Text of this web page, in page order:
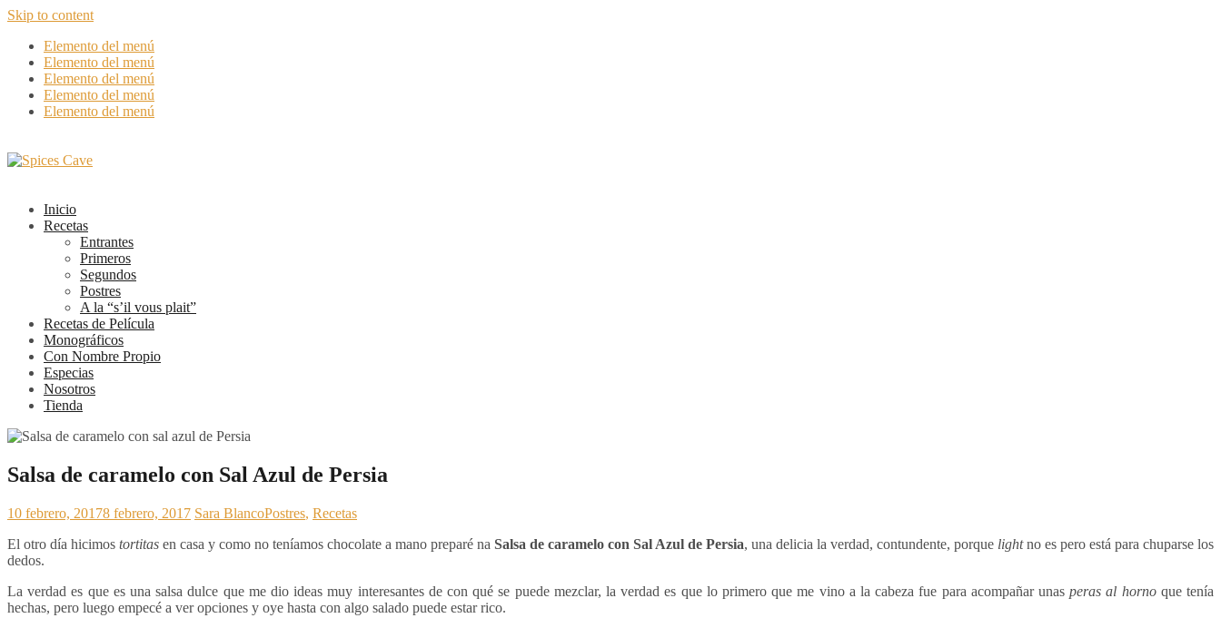
Skip to content
Elemento del menú
Elemento del menú
Elemento del menú
Elemento del menú
Elemento del menú
Inicio
Recetas
Entrantes
Primeros
Segundos
Postres
A la “s’il vous plait”
Recetas de Película
Monográficos
Con Nombre Propio
Especias
Nosotros
Tienda
Salsa de caramelo con Sal Azul de Persia
10 febrero, 20178 febrero, 2017 Sara BlancoPostres, Recetas
El otro día hicimos tortitas en casa y como no teníamos chocolate a mano preparé na Salsa de caramelo con Sal Azul de Persia, una delicia la verdad, contundente, porque lightno es pero está para chuparse los
dedos.
La verdad es que es una salsa dulce que me dio ideas muy interesantes de con qué se puede mezclar, la verdad es que lo primero que me vino a la cabeza fue para acompañar unasperas al horno que tenía
hechas, pero luego empecé a ver opciones y oye hasta con algo salado puede estar rico.